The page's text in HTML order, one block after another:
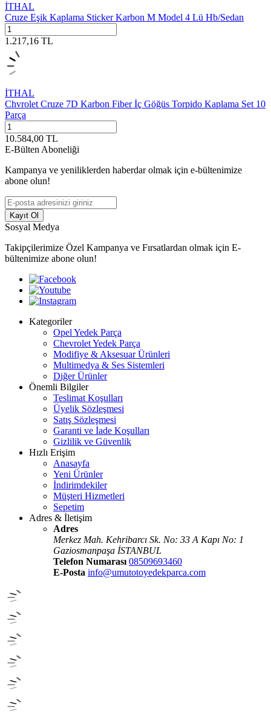
İTHAL
Cruze Eşik Kaplama Sticker Karbon M Model 4 Lü Hb/Sedan
1.217,16 TL
İTHAL
Chvrolet Cruze 7D Karbon Fiber İç Göğüs Torpido Kaplama Set 10
Parça
10.584,00 TL
E-Bülten Aboneliği
Kampanya ve yeniliklerden haberdar olmak için e-bültenimize
abone olun!
Kayıt Ol
Sosyal Medya
Takipçilerimize Özel Kampanya ve Fırsatlardan olmak için E-
bültenimize abone olun!
Kategoriler
Opel Yedek Parça
Chevrolet Yedek Parça
Modifiye & Aksesuar Ürünleri
Multimedya & Ses Sistemleri
Diğer Ürünler
Önemli Bilgiler
Teslimat Koşulları
Üyelik Sözleşmesi
Satış Sözleşmesi
Garanti ve İade Koşulları
Gizlilik ve Güvenlik
Hızlı Erişim
Anasayfa
Yeni Ürünler
İndirimdekiler
Müşteri Hizmetleri
Sepetim
Adres & İletişim
Adres
Merkez Mah. Kehribarcı Sk. No: 33 A Kapı No: 1
Gaziosmanpaşa İSTANBUL
Telefon Numarası 08509693460
E-Posta info@umutotoyedekparca.com